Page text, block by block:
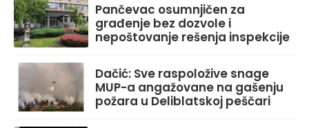
Pančevac osumnjičen za
građenje bez dozvole i
nepoštovanje rešenja inspekcije
Dačić: Sve raspoložive snage
MUP-a angažovane na gašenju
požara u Deliblatskoj peščari